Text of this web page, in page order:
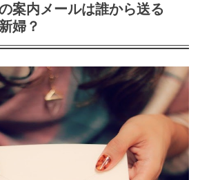
案内メールは誰から送る
婦？